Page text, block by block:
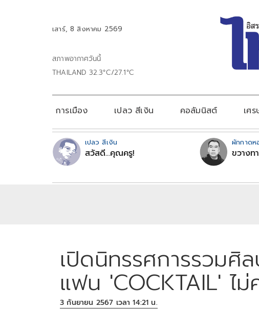
เสาร์, 8 สิงหาคม 2569
สภาพอากาศวันนี้
THAILAND 32.3°C/27.1°C
การเมือง เปลว สีเงิน คอลัมนิสต์ เศ
เปลว สีเงิน
สวัสดี...คุณครู!
ผักกาดห
ขวางท
เปิดนิทรรศการรวมศิ
แฟน 'COCKTAIL' ไ
3 กันยายน 2567 เวลา 14:21 น.